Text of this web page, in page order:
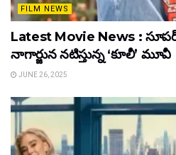
FILM NEWS
Latest Movie News :
నాగార్జున నటిస్తున్న ‘కూలీ’ మూవీ
JUNE 26, 2025